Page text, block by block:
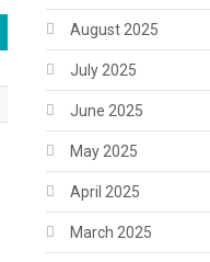
August 2025
July 2025
June 2025
May 2025
April 2025
March 2025